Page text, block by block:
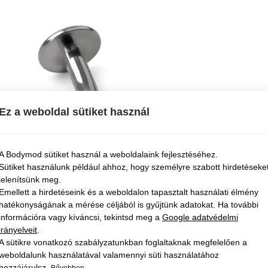
a weboldal sütiket használ
Bodymod sütiket használ a weboldalaink fejlesztéséhez.
használunk például ahhoz, hogy személyre szabott
meg.
a hirdetéseink és a weboldalon tapasztalt használati élmény
a mérése céljából is gyűjtünk adatokat. Ha további
vagy kíváncsi, tekintsd meg a Google adatvédelmi
sütikre vonatkozó szabályzatunkban foglaltaknak megfelelően a
használatával valamennyi süti használatához